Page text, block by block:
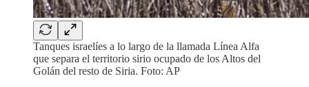
Tanques israelíes a lo largo de la llamada Línea Alfa
que separa el territorio sirio ocupado de los Altos del
Golán del resto de Siria. Foto: AP